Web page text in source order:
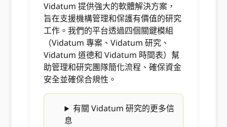
Vidatum 提供強大的軟體解決方案，
旨在支援機構管理和保護有價值的研究
工作。我們的平台透過四個關鍵模組
（Vidatum 專案、Vidatum 研究、
Vidatum 道德和 Vidatum 時間表）幫
助管理和研究團隊簡化流程、確保資金
安全並確保合規性。
有關 Vidatum 研究的更多信
息